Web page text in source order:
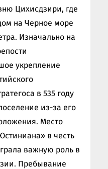
Цихисдзири, где
на Черное море
Изначально на
укрепление
в 535 году
из-за его
Место
в честь
важную роль в
Пребывание